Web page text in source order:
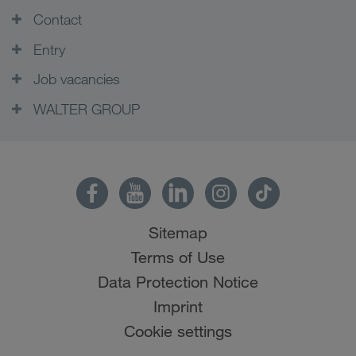
Contact
Entry
Job vacancies
WALTER GROUP
Sitemap
Terms of Use
Data Protection Notice
Imprint
Cookie settings